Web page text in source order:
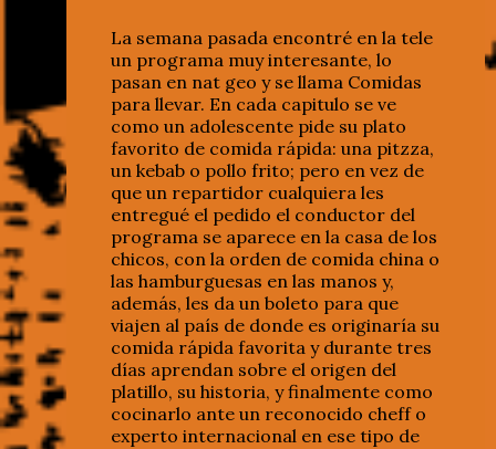
La semana pasada encontré en la tele
un programa muy interesante, lo
pasan en nat geo y se llama Comidas
para llevar. En cada capitulo se ve
como un adolescente pide su plato
favorito de comida rápida: una pitzza,
un kebab o pollo frito; pero en vez de
que un repartidor cualquiera les
entregué el pedido el conductor del
programa se aparece en la casa de los
chicos, con la orden de comida china o
las hamburguesas en las manos y,
además, les da un boleto para que
viajen al país de donde es originaría su
comida rápida favorita y durante tres
días aprendan sobre el origen del
platillo, su historia, y finalmente como
cocinarlo ante un reconocido cheff o
experto internacional en ese tipo de